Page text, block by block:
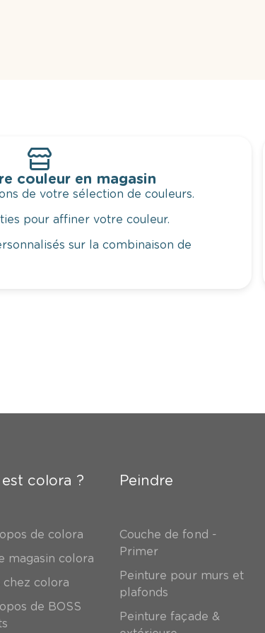
couleur en magasin
de votre sélection de couleurs.
pour affiner votre couleur.
sur la combinaison de
colora ?
de colora
magasin colora
chez colora
de BOSS
Peindre
Couche de fond -
Primer
Peinture pour murs et
plafonds
Peinture façade &